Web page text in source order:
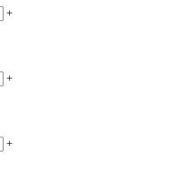
+
+
+